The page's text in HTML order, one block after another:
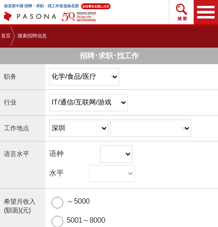
保圣那中国 招聘・求职・找工作首选保圣那 搜索
首页 搜索招聘信息
招聘･求职･找工作
职务
行业
工作地点
语言水平 语种
水平
希望月收入
(額面)(元)
～5000
5001～8000